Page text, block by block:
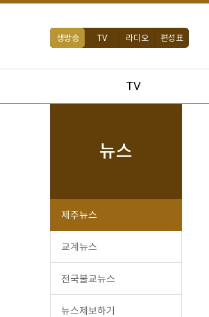
생방송 TV 라디오 편성표
TV
뉴스
제주뉴스
교계뉴스
전국불교뉴스
뉴스제보하기